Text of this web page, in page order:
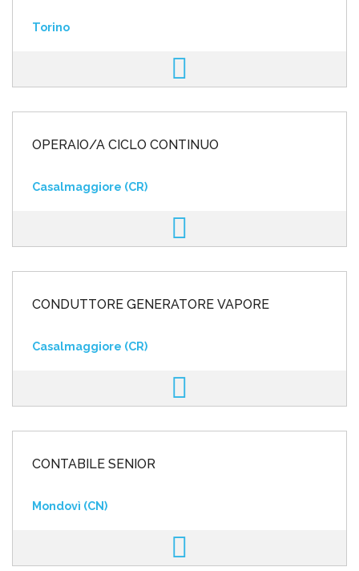
Torino
OPERAIO/A CICLO CONTINUO
Casalmaggiore (CR)
CONDUTTORE GENERATORE VAPORE
Casalmaggiore (CR)
CONTABILE SENIOR
Mondovì (CN)